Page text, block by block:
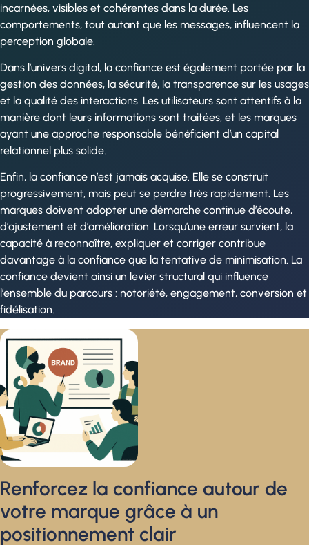
incarnées, visibles et cohérentes dans la durée. Les
comportements, tout autant que les messages, influencent la
perception globale.
Dans l’univers digital, la confiance est également portée par la
gestion des données, la sécurité, la transparence sur les usages
et la qualité des interactions. Les utilisateurs sont attentifs à la
manière dont leurs informations sont traitées, et les marques
ayant une approche responsable bénéficient d’un capital
relationnel plus solide.
Enfin, la confiance n’est jamais acquise. Elle se construit
progressivement, mais peut se perdre très rapidement. Les
marques doivent adopter une démarche continue d’écoute,
d’ajustement et d’amélioration. Lorsqu’une erreur survient, la
capacité à reconnaître, expliquer et corriger contribue
davantage à la confiance que la tentative de minimisation. La
confiance devient ainsi un levier structural qui influence
l’ensemble du parcours : notoriété, engagement, conversion et
fidélisation.
Renforcez la confiance autour de
votre marque grâce à un
positionnement clair